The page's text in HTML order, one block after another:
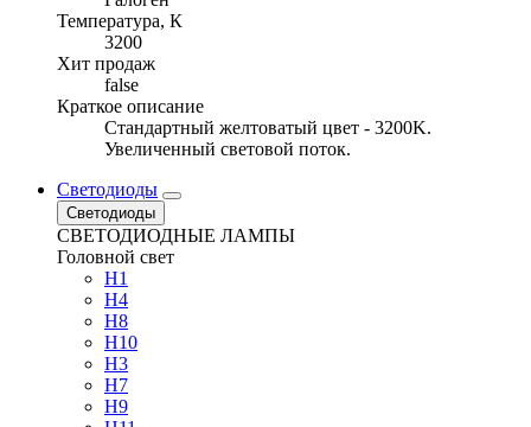
Температура, К
3200
Хит продаж
false
Краткое описание
Стандартный желтоватый цвет - 3200K.
Увеличенный световой поток.
Светодиоды
Светодиоды
СВЕТОДИОДНЫЕ ЛАМПЫ
Головной свет
H1
H4
H8
H10
H3
H7
H9